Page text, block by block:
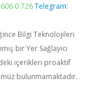
0 726 Telegram:
Bilgi Teknolojileri
bir Yer Sağlayıcı
içerikleri proaktif
bulunmamaktadır.